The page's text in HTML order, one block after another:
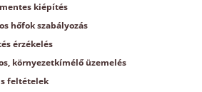
kiépítés
hőfok szabályozás
érzékelés
környezetkímélő üzemelés
feltételek